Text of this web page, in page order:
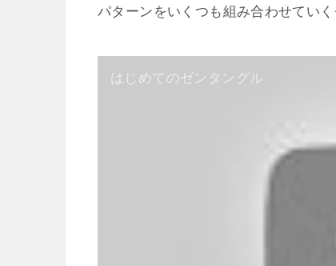
パターンをいくつも組み合わせてい
はじめてのゼンタングル